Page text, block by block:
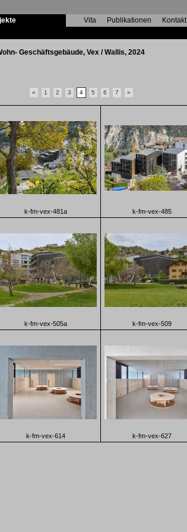
Vita Publikationen Kontakt
Geschäftsgebäude, Vex / Wallis, 2024
« 1 2 3 4 5 6 7 »
k-fm-vex-481a k-fm-vex-485
k-fm-vex-505a k-fm-vex-509
k-fm-vex-614 k-fm-vex-627